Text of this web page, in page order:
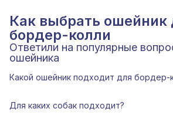
достаточной активности собака может
себе занятия самостоятельно.
подходят для спорта, дрессировки и
жизни.
Как выбрать ошейник
бордер-колли
Ответили на популярные
ошейника
Какой ошейник подходит для бордер-
прочным и удобным для активного
Для каких собак подходит?